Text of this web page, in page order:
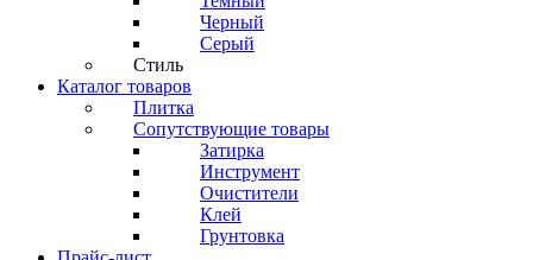
Черный
Серый
Стиль
Каталог товаров
Плитка
Сопутствующие товары
Затирка
Инструмент
Очистители
Клей
Грунтовка